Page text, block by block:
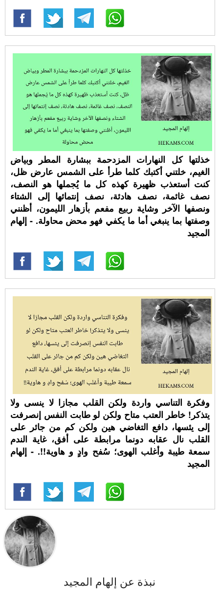
خذلتها كل النهارات المزدحمة ببشارة المطر وبياض
الغيم، خلتني أكتبك كلما طرأ على الشمس عارض ظل،
كنت أستعذب ظهيرة كهذه كل ما يُجملها هو النصف،
نصف غائمة، نصف هادئة، نصف إنتمائها إلى الشتاء
ونصفها الآخر وشاية ربيع مفعم بأزهار الليمون، أظنني
وصفتها بما ينبغي أما ما يكفي فهو محض محاولة. - إلهام
المجيد
وفكرة التناسي واردة ولكن القلب مجازا لا ينسى ولا
يتذكر! خاطر العتب متاح ولكن لو طابت النفس إنصرفت
إلى يئسها، دافع التغاضي هين ولكن كم من جائر على
القلب نال عقابه دونما مرابطة على أفق، غاية الندم
سمعة طيبة وأغلب الهوى؛ سُفح وادٍ و هاوية!!. - إلهام
المجيد
نبذة عن إلهام المجيد